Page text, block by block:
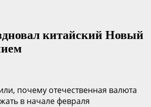
китайский Новый
почему отечественная валюта
в начале февраля